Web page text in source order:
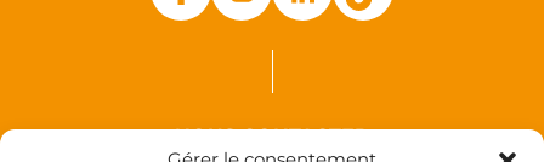
NOUS CONTACTER